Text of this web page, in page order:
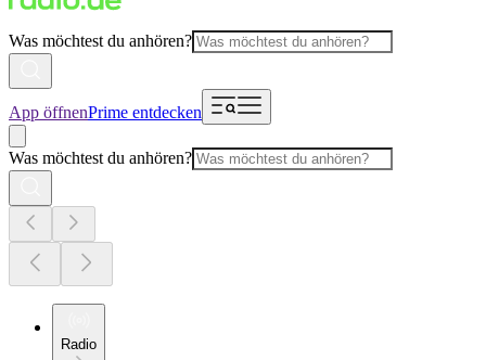
Was möchtest du anhören?
App öffnenPrime entdecken
Was möchtest du anhören?
Radio